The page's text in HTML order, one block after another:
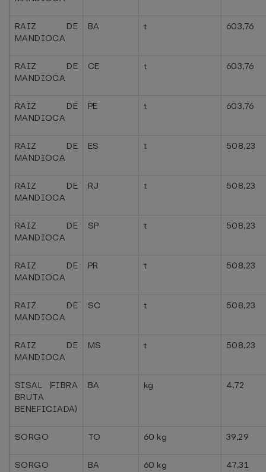
RAIZ DE
MANDIOCA
BA t 603,76
RAIZ DE
MANDIOCA
CE t 603,76
RAIZ DE
MANDIOCA
PE t 603,76
RAIZ DE
MANDIOCA
ES t 508,23
RAIZ DE
MANDIOCA
RJ t 508,23
RAIZ DE
MANDIOCA
SP t 508,23
RAIZ DE
MANDIOCA
PR t 508,23
RAIZ DE
MANDIOCA
SC t 508,23
RAIZ DE
MANDIOCA
MS t 508,23
SISAL (FIBRA
BRUTA
BENEFICIADA)
BA kg 4,72
SORGO TO 60 kg 39,29
SORGO BA 60 kg 47,31